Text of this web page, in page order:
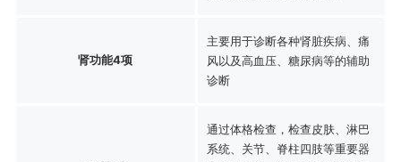
肾功能4项
主要用于诊断各种肾脏疾病、痛
风以及高血压、糖尿病等的辅助
诊断
通过体格检查，检查皮肤、淋巴
系统、关节、脊柱四肢等重要器